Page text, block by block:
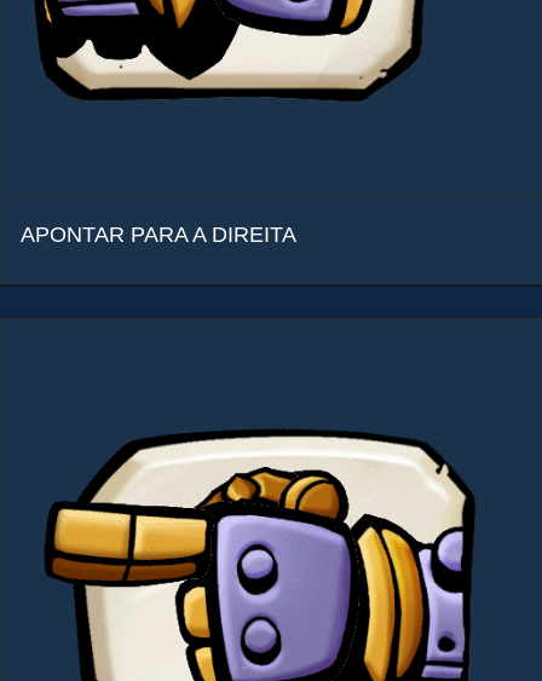
APONTAR PARA A DIREITA